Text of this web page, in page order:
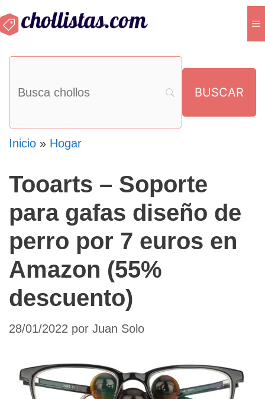
al
Inicio » Hogar
Tooarts – Soporte
para gafas diseño de
perro por 7 euros en
Amazon (55%
descuento)
28/01/2022 por Juan Solo